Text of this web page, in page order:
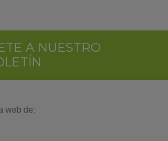
A NUESTRO
web de: